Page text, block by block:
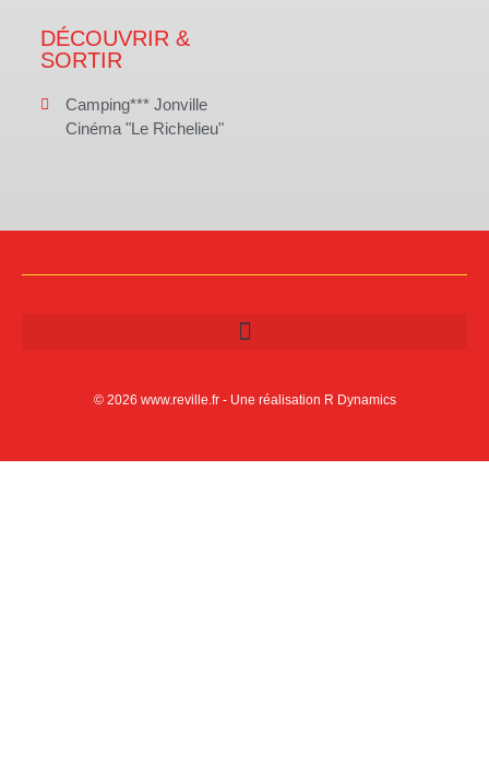
DÉCOUVRIR &
SORTIR
Camping*** Jonville
Cinéma "Le Richelieu"
© 2026 www.reville.fr - Une réalisation R Dynamics